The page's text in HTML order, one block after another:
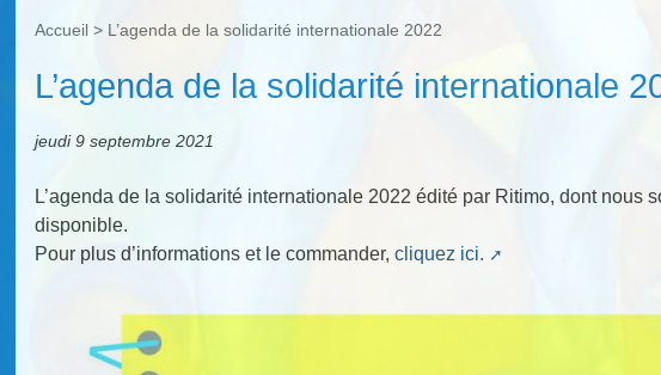
Accueil > L’agenda de la solidarité internationale 2022
L’agenda de la solidarité internationale
jeudi 9 septembre 2021
L’agenda de la solidarité internationale 2022 édité par Ritimo, dont nous
disponible.
Pour plus d’informations et le commander,cliquez ici.